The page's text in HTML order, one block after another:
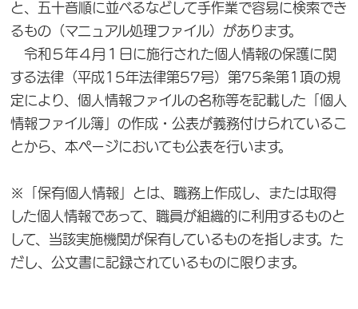
と、五十音順に並べるなどして手作業で容易に検索でき
るもの（マニュアル処理ファイル）があります。
令和５年４月１日に施行された個人情報の保護に関
する法律（平成15年法律第57号）第75条第1項の規
定により、個人情報ファイルの名称等を記載した「個人
情報ファイル簿」の作成・公表が義務付けられているこ
とから、本ページにおいても公表を行います。
※「保有個人情報」とは、職務上作成し、または取得
した個人情報であって、職員が組織的に利用するものと
して、当該実施機関が保有しているものを指します。た
だし、公文書に記録されているものに限ります。